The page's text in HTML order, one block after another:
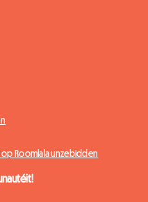
op Roomlala unzebidden